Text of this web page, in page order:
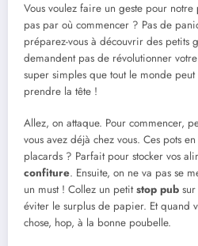
Vous voulez faire un geste pour notre
pas par où commencer ? Pas de
préparez-vous à découvrir des petits
demandent pas de révolutionner
super simples que tout le monde peut
prendre la tête !
Allez, on attaque. Pour commencer,
vous avez déjà chez vous. Ces pots
placards ? Parfait pour stocker vos
confiture. Ensuite, on ne va pas se
un must ! Collez un petitstop pub
éviter le surplus de papier. Et quand
chose, hop, à la bonne poubelle.